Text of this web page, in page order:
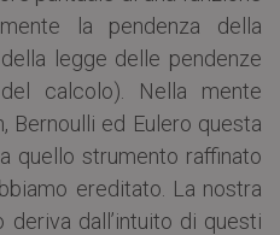
la pendenza della
legge delle pendenze
calcolo). Nella mente
Bernoulli ed Eulero questa
quello strumento raffinato
ereditato. La nostra
dall’intuito di questi